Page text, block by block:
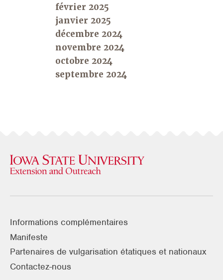
février 2025
janvier 2025
décembre 2024
novembre 2024
octobre 2024
septembre 2024
Informations complémentaires
Manifeste
Partenaires de vulgarisation étatiques et nationaux
Contactez-nous